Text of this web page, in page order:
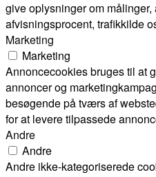
give oplysninger om
afvisningsprocent, trafikkilde
Marketing
Marketing
Annoncecookies bruges til at
annoncer og
besøgende på tværs af
for at levere tilpassede
Andre
Andre
Andre ikke-kategoriserede